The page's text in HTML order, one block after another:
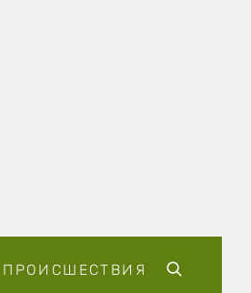
ПРОИСШЕСТВИЯ